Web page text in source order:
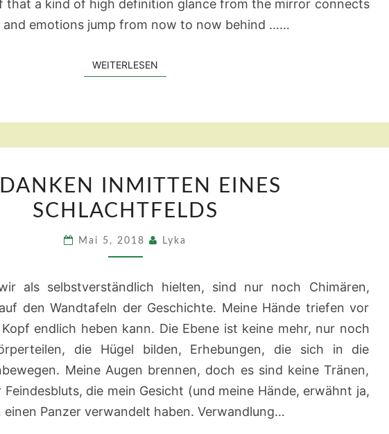
that a kind of high definition glance from the mirror connects
and emotions jump from now to now behind ……
WEITERLESEN
INMITTEN
EINES
INMITTEN EINES
SCHLACHTFELDS
Mai 5, 2018 Lyka
als selbstverständlich hielten, sind nur noch Chimären,
den Wandtafeln der Geschichte. Meine Hände triefen vor
endlich heben kann. Die Ebene ist keine mehr, nur noch
die Hügel bilden, Erhebungen, die sich in die
Meine Augen brennen, doch es sind keine Tränen,
die mein Gesicht (und meine Hände, erwähnt ja,
einen Panzer verwandelt haben. Verwandlung…